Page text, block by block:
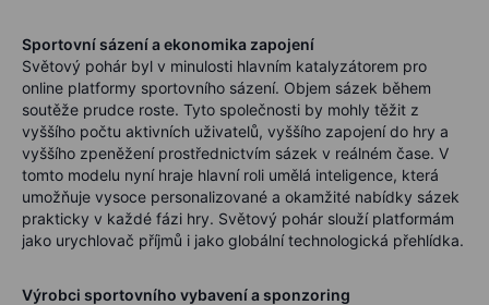
Sportovní sázení a ekonomika zapojení
Světový pohár byl v minulosti hlavním katalyzátorem pro
online platformy sportovního sázení. Objem sázek během
soutěže prudce roste. Tyto společnosti by mohly těžit z
vyššího počtu aktivních uživatelů, vyššího zapojení do hry a
vyššího zpeněžení prostřednictvím sázek v reálném čase. V
tomto modelu nyní hraje hlavní roli umělá inteligence, která
umožňuje vysoce personalizované a okamžité nabídky sázek
prakticky v každé fázi hry. Světový pohár slouží platformám
jako urychlovač příjmů i jako globální technologická přehlídka.
Výrobci sportovního vybavení a sponzoring